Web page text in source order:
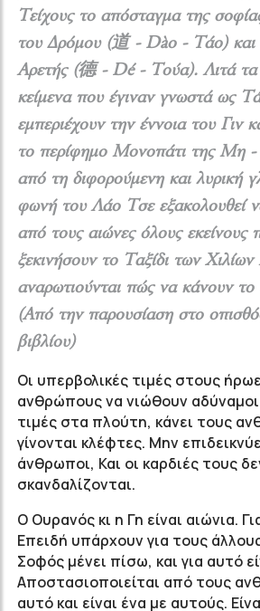
Τείχους το απόσταγμα της
του Δρόμου (道 - Dào - Τάο) και
Αρετής (德 - Dé - Τούα). Λιτά τα
κείμενα που έγιναν γνωστά ως
εμπεριέχουν την έννοια του Γιν
το περίφημο Μονοπάτι της Μη
από τη διφορούμενη και λυρική
φωνή του Λάο Τσε εξακολουθεί
από τους αιώνες όλους εκείνους
ξεκινήσουν το Ταξίδι των
αναρωτιούνται πώς να κάνουν
(Από την παρουσίαση στο
βιβλίου)
Οι υπερβολικές τιμές στους
ανθρώπους να νιώθουν
τιμές στα πλούτη, κάνει τους
γίνονται κλέφτες. Μην
άνθρωποι, Και οι καρδιές τους
σκανδαλίζονται.
Ο Ουρανός κι η Γη είναι αιώνια.
Επειδή υπάρχουν για τους
Σοφός μένει πίσω, και για αυτό
Αποστασιοποιείται από τους
αυτό και είναι ένα με αυτούς.